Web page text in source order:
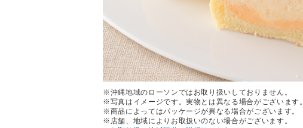
※沖縄地域のローソンではお取り扱いしておりません。
※写真はイメージです。実物とは異なる場合がございます。
※商品によってはパッケージが異なる場合がございます。
※店舗、地域によりお取扱いのない場合がございます。